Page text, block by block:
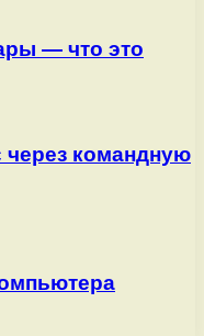
— что это
через командную